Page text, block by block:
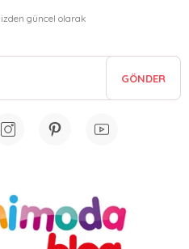
güncel olarak
GÖNDER